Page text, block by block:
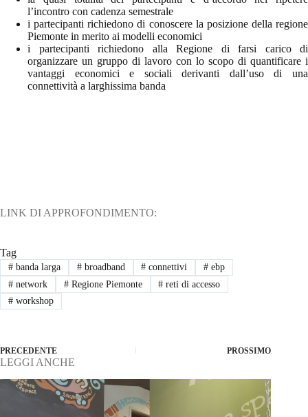
l’incontro con cadenza semestrale
i partecipanti richiedono di conoscere la posizione della regione
Piemonte in merito ai modelli economici
i partecipanti richiedono alla Regione di farsi carico di
organizzare un gruppo di lavoro con lo scopo di quantificare i
vantaggi economici e sociali derivanti dall’uso di una
connettività a larghissima banda
LINK DI APPROFONDIMENTO:
Tag
#banda larga #broadband # connettivi # ebp
#network #Regione Piemonte # reti di accesso
#workshop
PRECEDENTE PROSSIMO
LEGGI ANCHE